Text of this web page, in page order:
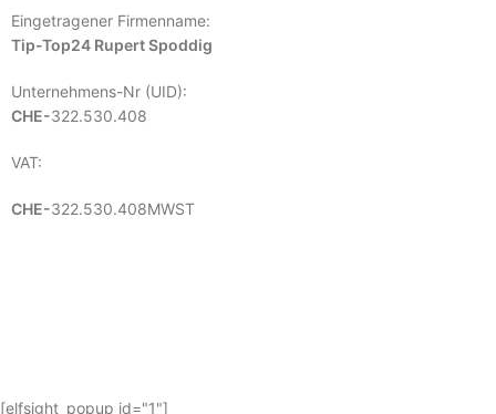
Eingetragener Firmenname:
Tip-Top24 Rupert Spoddig
Unternehmens-Nr (UID):
CHE-322.530.408
VAT:
CHE-322.530.408MWST
[elfsight_popup id="1"]